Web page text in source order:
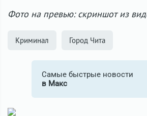
Фото на превью: скриншот из
Криминал Город Чита
Самые быстрые новости
в Макс